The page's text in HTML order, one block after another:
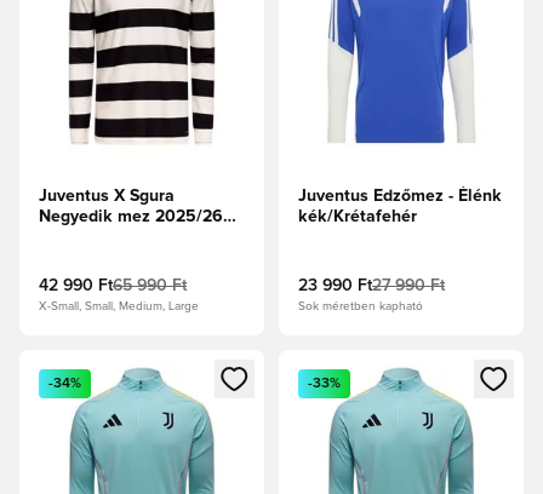
Juventus X Sgura
Negyedik mez 2025/26
42 990 Ft65 990 Ft
X-Small, Small, Medium, Large
Juventus Edzőmez - Élénk
kék/Krétafehér
23 990 Ft27 990 Ft
Sok méretben kapható
Megnyit egy modált a bejelentkezéshez vagy a tagként
-34%
Megnyit egy modált a
-33%